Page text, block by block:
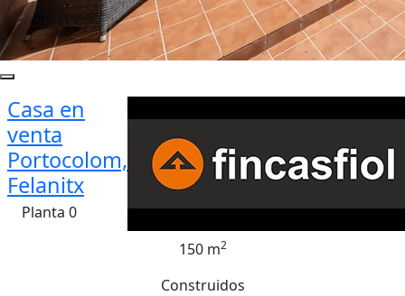
Casa en
venta
Portocolom,
Felanitx
Planta 0
150 m2
Construidos